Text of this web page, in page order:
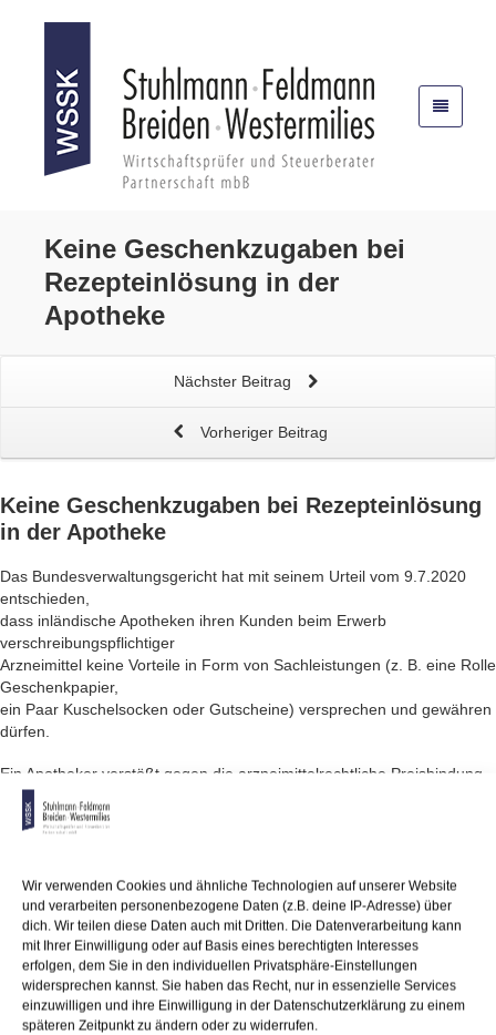
Wir verwenden Cookies und ähnliche Technologien auf unserer Website
und verarbeiten personenbezogene Daten (z.B. deine IP-Adresse) über
dich. Wir teilen diese Daten auch mit Dritten. Die Datenverarbeitung kann
mit Ihrer Einwilligung oder auf Basis eines berechtigten Interesses
erfolgen, dem Sie in den individuellen Privatsphäre-Einstellungen
widersprechen kannst. Sie haben das Recht, nur in essenzielle Services
einzuwilligen und ihre Einwilligung in der Datenschutzerklärung zu einem
späteren Zeitpunkt zu ändern oder zu widerrufen.
Keine Geschenkzugaben bei
Rezepteinlösung in der
Apotheke
Nächster Beitrag
Vorheriger Beitrag
Keine Geschenkzugaben bei Rezepteinlösung
in der Apotheke
Das Bundesverwaltungsgericht hat mit seinem Urteil vom 9.7.2020
entschieden,
dass inländische Apotheken ihren Kunden beim Erwerb
verschreibungspflichtiger
Arzneimittel keine Vorteile in Form von Sachleistungen (z. B. eine Rolle
Geschenkpapier,
ein Paar Kuschelsocken oder Gutscheine) versprechen und gewähren
dürfen.
Ein Apotheker verstößt gegen die arzneimittelrechtliche Preisbindung,
wenn er seinen Kunden für den Erwerb eines rezeptpflichtigen
Arzneimittels
eine Sachzuwendung verspricht und gewährt. Versandapotheken mit
EU-Ausland können jedoch im Falle des Versands an Kunden in
Deutschland
Rabatte und Boni auf verschreibungspflichtige Arzneimittel gewähren.
Angesichts
des bislang geringen Marktanteils der ausländischen
Arzneimittelversender
an der Abgabe von rezeptpflichtigen Arzneimitteln in Deutschland ist